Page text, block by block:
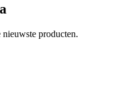
producten.